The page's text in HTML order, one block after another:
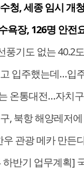
, 세종 임시 개청 후 옛 대전
욕장, 126명 안전
도 없는 40.2도 정산부스… 폭
입주했는데…입주민 "
통대전…자치구 지역화폐
, 북항 해양레저에
메카 만든다", 서산 운산 농어촌
계획] 국가인재위원회 신설… 거점국립대